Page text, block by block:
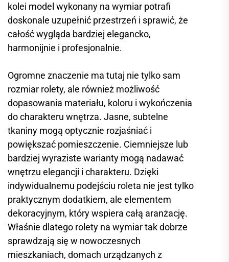
kolei model wykonany na wymiar potrafi
doskonale uzupełnić przestrzeń i sprawić, że
całość wygląda bardziej elegancko,
harmonijnie i profesjonalnie.
Ogromne znaczenie ma tutaj nie tylko sam
rozmiar rolety, ale również możliwość
dopasowania materiału, koloru i wykończenia
do charakteru wnętrza. Jasne, subtelne
tkaniny mogą optycznie rozjaśniać i
powiększać pomieszczenie. Ciemniejsze lub
bardziej wyraziste warianty mogą nadawać
wnętrzu elegancji i charakteru. Dzięki
indywidualnemu podejściu roleta nie jest tylko
praktycznym dodatkiem, ale elementem
dekoracyjnym, który wspiera całą aranżację.
Właśnie dlatego rolety na wymiar tak dobrze
sprawdzają się w nowoczesnych
mieszkaniach, domach urządzanych z